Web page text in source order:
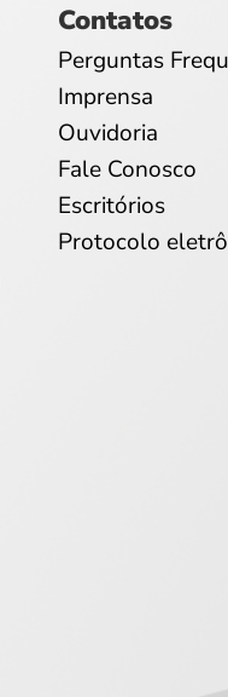
Contatos
Perguntas
Imprensa
Ouvidoria
Fale Conosco
Escritórios
Protocolo